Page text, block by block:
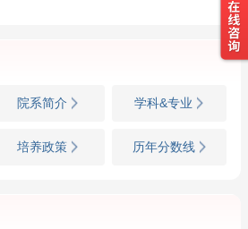
院系简介 学科&专业
培养政策 历年分数线